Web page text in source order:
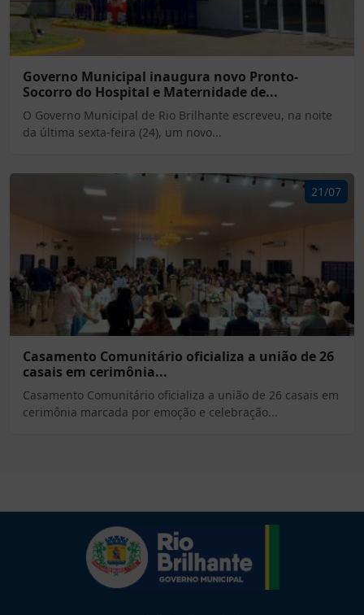
Governo Municipal inaugura novo Pronto-
Socorro do Hospital e Maternidade de...
O Governo Municipal de Rio Brilhante escreveu, na noite
da última sexta-feira (24), um novo...
21/07
Casamento Comunitário oficializa a união de 26
casais em cerimônia...
Casamento Comunitário oficializa a união de 26 casais em
cerimônia marcada por emoção e celebração...